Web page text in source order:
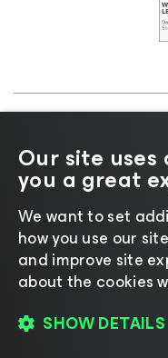
|Informativa sui
di licenza
Our site uses
you a great
We want to set
how you use our
and improve site
about the cookies
SHOW DETAILS